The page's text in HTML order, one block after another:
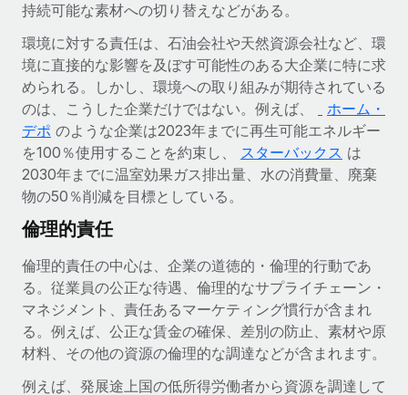
持続可能な素材への切り替えなどがある。
環境に対する責任は、石油会社や天然資源会社など、環
境に直接的な影響を及ぼす可能性のある大企業に特に求
められる。しかし、環境への取り組みが期待されている
のは、こうした企業だけではない。例えば、
ホーム・
デポ のような企業は2023年までに再生可能エネルギー
を100％使用することを約束し、 スターバックス は
2030年までに温室効果ガス排出量、水の消費量、廃棄
物の50％削減を目標としている。
倫理的責任
倫理的責任の中心は、企業の道徳的・倫理的行動であ
る。従業員の公正な待遇、倫理的なサプライチェーン・
マネジメント、責任あるマーケティング慣行が含まれ
る。例えば、公正な賃金の確保、差別の防止、素材や原
材料、その他の資源の倫理的な調達などが含まれます。
例えば、発展途上国の低所得労働者から資源を調達して